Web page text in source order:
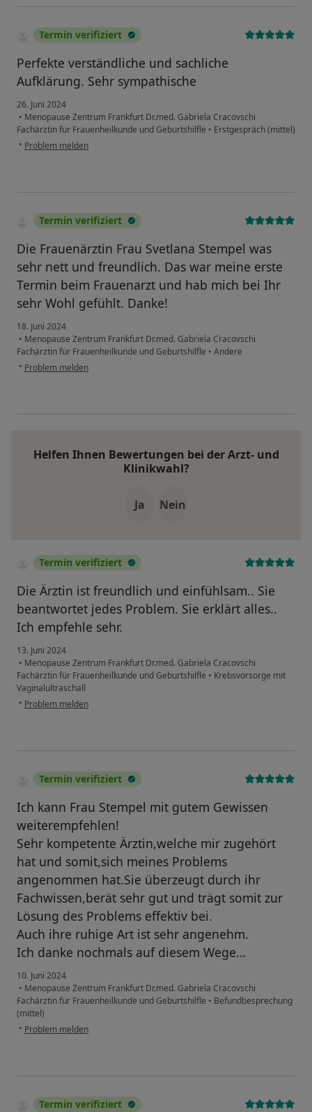
Termin verifiziert
Perfekte verständliche und sachliche
Aufklärung. Sehr sympathische
26. Juni 2024
• Menopause Zentrum Frankfurt Dr.med. Gabriela Cracovschi
Fachärztin für Frauenheilkunde und Geburtshilfle • Erstgespräch (mittel)
• Problem melden
Termin verifiziert
Die Frauenärztin Frau Svetlana Stempel was
sehr nett und freundlich. Das war meine erste
Termin beim Frauenarzt und hab mich bei Ihr
sehr Wohl gefühlt. Danke!
18. Juni 2024
• Menopause Zentrum Frankfurt Dr.med. Gabriela Cracovschi
Fachärztin für Frauenheilkunde und Geburtshilfle • Andere
• Problem melden
Helfen Ihnen Bewertungen bei der Arzt- und
Klinikwahl?
Ja Nein
Termin verifiziert
Die Ärztin ist freundlich und einfühlsam.. Sie
beantwortet jedes Problem. Sie erklärt alles..
Ich empfehle sehr.
13. Juni 2024
• Menopause Zentrum Frankfurt Dr.med. Gabriela Cracovschi
Fachärztin für Frauenheilkunde und Geburtshilfle • Krebsvorsorge mit
Vaginalultraschall
• Problem melden
Termin verifiziert
Ich kann Frau Stempel mit gutem Gewissen
weiterempfehlen!
Sehr kompetente Ärztin,welche mir zugehört
hat und somit,sich meines Problems
angenommen hat.Sie überzeugt durch ihr
Fachwissen,berät sehr gut und trägt somit zur
Lösung des Problems effektiv bei.
Auch ihre ruhige Art ist sehr angenehm.
Ich danke nochmals auf diesem Wege…
10. Juni 2024
• Menopause Zentrum Frankfurt Dr.med. Gabriela Cracovschi
Fachärztin für Frauenheilkunde und Geburtshilfle • Befundbesprechung
(mittel)
• Problem melden
Termin verifiziert